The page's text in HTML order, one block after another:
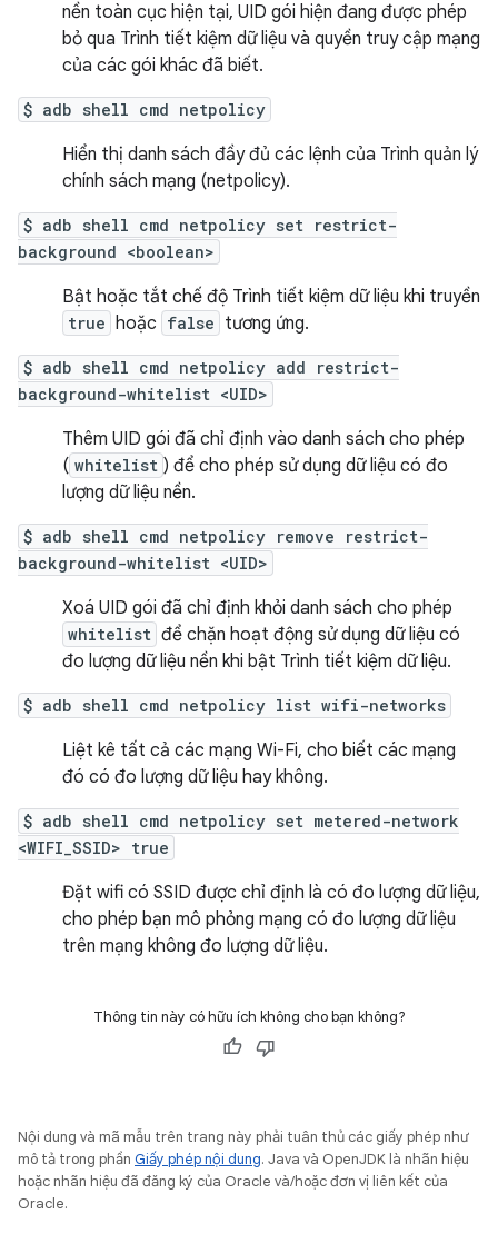
nền toàn cục hiện tại, UID gói hiện đang được phép
bỏ qua Trình tiết kiệm dữ liệu và quyền truy cập mạng
của các gói khác đã biết.
$ adb shell cmd netpolicy
Hiển thị danh sách đầy đủ các lệnh của Trình quản lý
chính sách mạng (netpolicy).
$ adb shell cmd netpolicy set restrict-
background <boolean>
Bật hoặc tắt chế độ Trình tiết kiệm dữ liệu khi truyền
true hoặc false tương ứng.
$ adb shell cmd netpolicy add restrict-
background-whitelist <UID>
Thêm UID gói đã chỉ định vào danh sách cho phép
( whitelist ) để cho phép sử dụng dữ liệu có đo
lượng dữ liệu nền.
$ adb shell cmd netpolicy remove restrict-
background-whitelist <UID>
Xoá UID gói đã chỉ định khỏi danh sách cho phép
whitelist để chặn hoạt động sử dụng dữ liệu có
đo lượng dữ liệu nền khi bật Trình tiết kiệm dữ liệu.
$ adb shell cmd netpolicy list wifi-networks
Liệt kê tất cả các mạng Wi-Fi, cho biết các mạng
đó có đo lượng dữ liệu hay không.
$ adb shell cmd netpolicy set metered-network
<WIFI_SSID> true
Đặt wifi có SSID được chỉ định là có đo lượng dữ liệu,
cho phép bạn mô phỏng mạng có đo lượng dữ liệu
trên mạng không đo lượng dữ liệu.
Thông tin này có hữu ích không cho bạn không?
Nội dung và mã mẫu trên trang này phải tuân thủ các giấy phép như
mô tả trong phần Giấy phép nội dung. Java và OpenJDK là nhãn hiệu
hoặc nhãn hiệu đã đăng ký của Oracle và/hoặc đơn vị liên kết của
Oracle.